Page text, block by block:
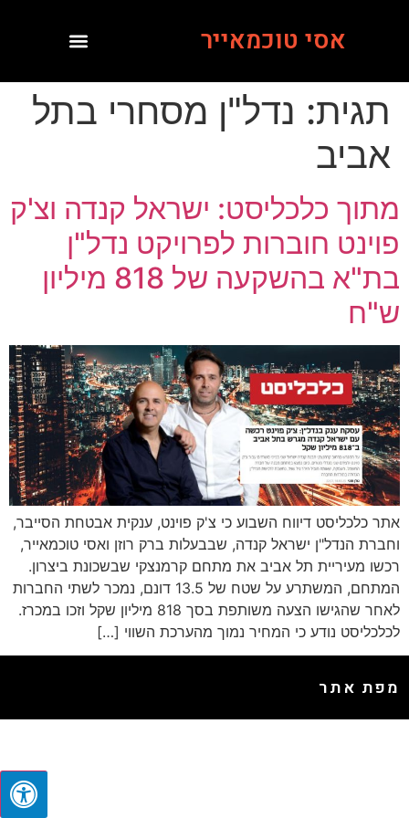
אסי טוכמאייר
תגית: נדל"ן מסחרי בתל
אביב
מתוך כלכליסט: ישראל קנדה וצ'ק
פוינט חוברות לפרויקט נדל"ן
בת"א בהשקעה של 818 מיליון
ש"ח
אתר כלכליסט דיווח השבוע כי צ'ק פוינט, ענקית אבטחת הסייבר,
וחברת הנדל"ן ישראל קנדה, שבבעלות ברק רוזן ואסי טוכמאייר,
רכשו מעיריית תל אביב את מתחם קרמנצקי שבשכונת ביצרון.
המתחם, המשתרע על שטח של 13.5 דונם, נמכר לשתי החברות
לאחר שהגישו הצעה משותפת בסך 818 מיליון שקל וזכו במכרז.
לכלכליסט נודע כי המחיר נמוך מהערכת השווי […]
מפת אתר